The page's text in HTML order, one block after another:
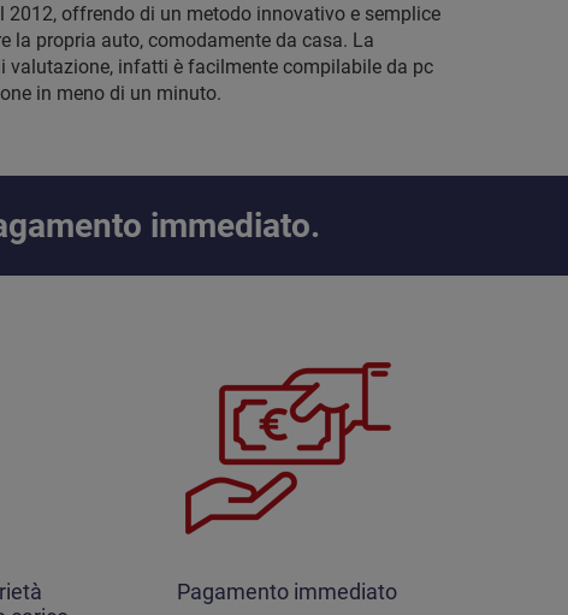
2012, offrendo di un metodo innovativo e semplice
la propria auto, comodamente da casa. La
valutazione, infatti è facilmente compilabile da pc
in meno di un minuto.
immediato.
Pagamento immediato